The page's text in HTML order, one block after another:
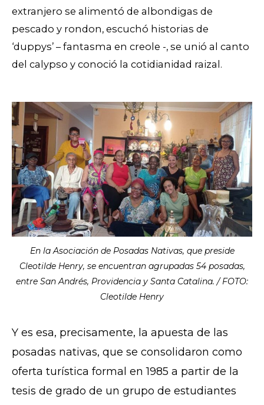
extranjero se alimentó de albondigas de
pescado y rondon, escuchó historias de
‘duppys’ – fantasma en creole -, se unió al canto
del calypso y conoció la cotidianidad raizal.
En la Asociación de Posadas Nativas, que preside
Cleotilde Henry, se encuentran agrupadas 54 posadas,
entre San Andrés, Providencia y Santa Catalina. / FOTO:
Cleotilde Henry
Y es esa, precisamente, la apuesta de las
posadas nativas, que se consolidaron como
oferta turística formal en 1985 a partir de la
tesis de grado de un grupo de estudiantes